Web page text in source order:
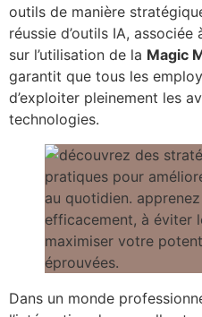
outils de manière
réussie d’outils IA,
sur l’utilisation de la Magic
garantit que tous les
d’exploiter pleinement les
technologies.
Dans un monde